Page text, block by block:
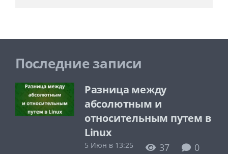
Последние записи
Разница между
абсолютным и
относительным путем в
Linux
5 Июн в 13:25 37 0